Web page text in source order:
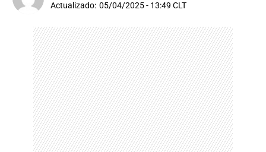
Actualizado: 05/04/2025 - 13:49 CLT